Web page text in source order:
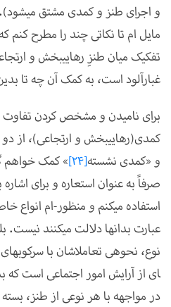
و اجرای طنز و کمدی مشتق می­شود).
مایل ام تا نکاتی چند را مطرح کنم
تفکیک میان طنزِ رهایی­بخش و
غبارآلود است، به کمک آن چه تا
برای نامیدن و مشخص کردن تفاوت
کمدی(رهایی­بخش و ارتجاعی)، از
و «کمدی نشسته[24]» کمک خواهم
صرفاً به عنوان استعاره و برای
استفاده می­کنم و منظور-ام انواع
عبارت بدان­ها دلالت می­کنند نیست.
نوع، نحوه­ی تعامل­اشان با
ای از آرایش امور اجتماعی است
در مواجهه­ با هر نوعی از طنز،